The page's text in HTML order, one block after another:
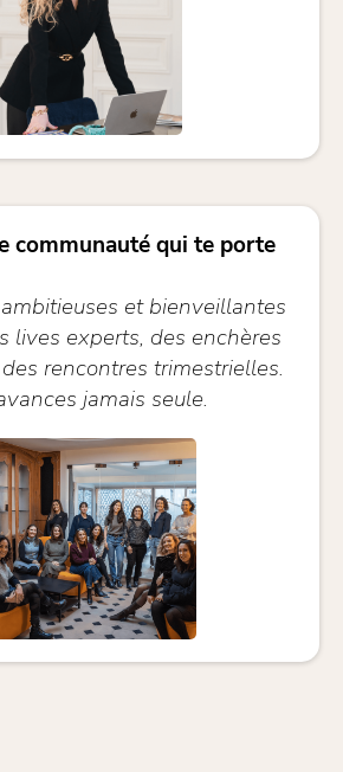
communauté qui te porte
et bienveillantes
lives experts, des enchères
rencontres trimestrielles.
jamais seule.